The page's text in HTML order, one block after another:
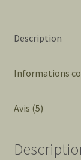
Description
Informations
Avis (5)